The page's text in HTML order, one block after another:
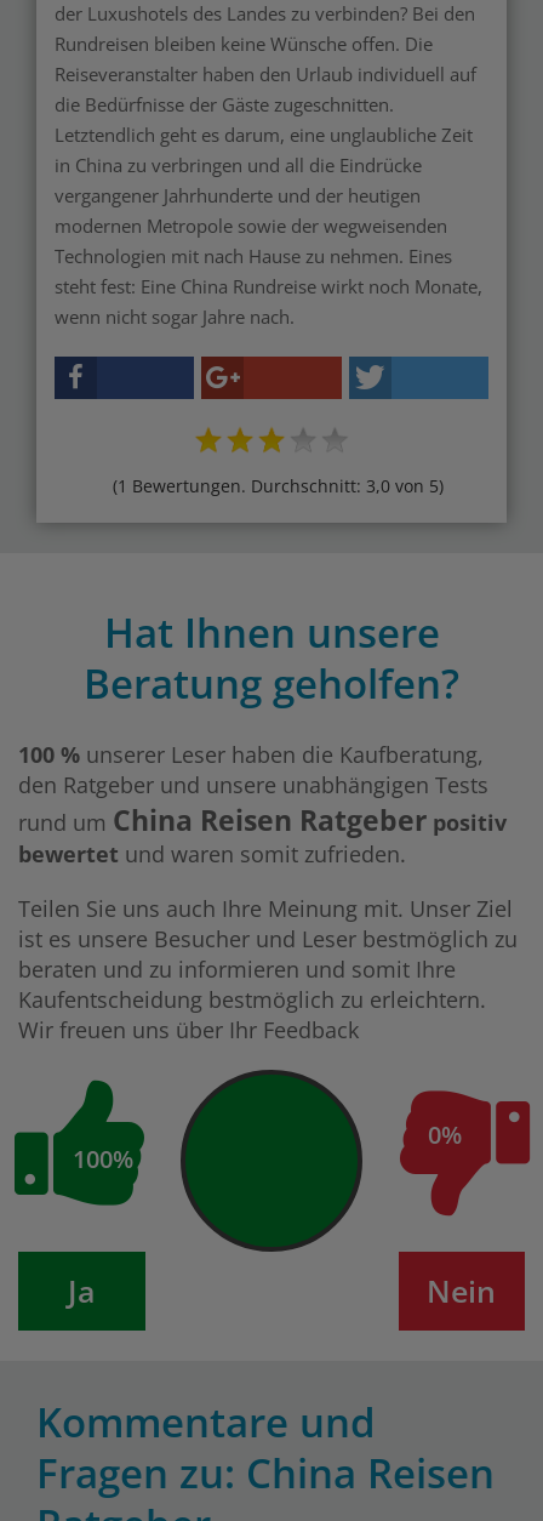
der Luxushotels des Landes zu verbinden? Bei den
Rundreisen bleiben keine Wünsche offen. Die
Reiseveranstalter haben den Urlaub individuell auf
die Bedürfnisse der Gäste zugeschnitten.
Letztendlich geht es darum, eine unglaubliche Zeit
in China zu verbringen und all die Eindrücke
vergangener Jahrhunderte und der heutigen
modernen Metropole sowie der wegweisenden
Technologien mit nach Hause zu nehmen. Eines
steht fest: Eine China Rundreise wirkt noch Monate,
wenn nicht sogar Jahre nach.
(1 Bewertungen. Durchschnitt: 3,0 von 5)
Hat Ihnen unsere
Beratung geholfen?
100 % unserer Leser haben die Kaufberatung,
den Ratgeber und unsere unabhängigen Tests
rund um China Reisen Ratgeber positiv
bewertet und waren somit zufrieden.
Teilen Sie uns auch Ihre Meinung mit. Unser Ziel
ist es unsere Besucher und Leser bestmöglich zu
beraten und zu informieren und somit Ihre
Kaufentscheidung bestmöglich zu erleichtern.
Wir freuen uns über Ihr Feedback
100%
0%
Ja Nein
Kommentare und
Fragen zu: China Reisen